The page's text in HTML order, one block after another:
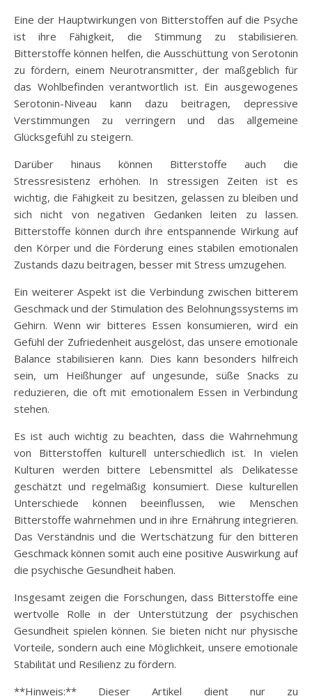
Eine der Hauptwirkungen von Bitterstoffen auf die Psyche
ist ihre Fähigkeit, die Stimmung zu stabilisieren.
Bitterstoffe können helfen, die Ausschüttung von Serotonin
zu fördern, einem Neurotransmitter, der maßgeblich für
das Wohlbefinden verantwortlich ist. Ein ausgewogenes
Serotonin-Niveau kann dazu beitragen, depressive
Verstimmungen zu verringern und das allgemeine
Glücksgefühl zu steigern.
Darüber hinaus können Bitterstoffe auch die
Stressresistenz erhöhen. In stressigen Zeiten ist es
wichtig, die Fähigkeit zu besitzen, gelassen zu bleiben und
sich nicht von negativen Gedanken leiten zu lassen.
Bitterstoffe können durch ihre entspannende Wirkung auf
den Körper und die Förderung eines stabilen emotionalen
Zustands dazu beitragen, besser mit Stress umzugehen.
Ein weiterer Aspekt ist die Verbindung zwischen bitterem
Geschmack und der Stimulation des Belohnungssystems im
Gehirn. Wenn wir bitteres Essen konsumieren, wird ein
Gefühl der Zufriedenheit ausgelöst, das unsere emotionale
Balance stabilisieren kann. Dies kann besonders hilfreich
sein, um Heißhunger auf ungesunde, süße Snacks zu
reduzieren, die oft mit emotionalem Essen in Verbindung
stehen.
Es ist auch wichtig zu beachten, dass die Wahrnehmung
von Bitterstoffen kulturell unterschiedlich ist. In vielen
Kulturen werden bittere Lebensmittel als Delikatesse
geschätzt und regelmäßig konsumiert. Diese kulturellen
Unterschiede können beeinflussen, wie Menschen
Bitterstoffe wahrnehmen und in ihre Ernährung integrieren.
Das Verständnis und die Wertschätzung für den bitteren
Geschmack können somit auch eine positive Auswirkung auf
die psychische Gesundheit haben.
Insgesamt zeigen die Forschungen, dass Bitterstoffe eine
wertvolle Rolle in der Unterstützung der psychischen
Gesundheit spielen können. Sie bieten nicht nur physische
Vorteile, sondern auch eine Möglichkeit, unsere emotionale
Stabilität und Resilienz zu fördern.
**Hinweis:** Dieser Artikel dient nur zu